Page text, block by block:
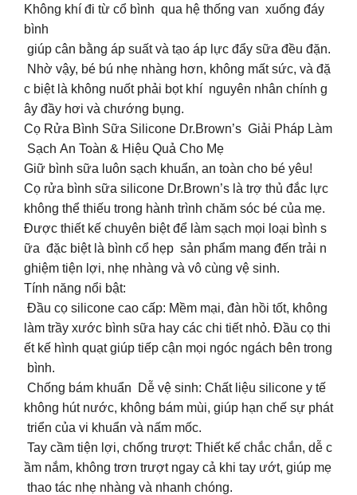
Không khí đi từ cổ bình qua hệ thống van xuống đáy
bình
️ giúp cân bằng áp suất và tạo áp lực đẩy sữa đều đặn.
Nhờ vậy, bé bú nhẹ nhàng hơn, không mất sức, và đặ
c biệt là không nuốt phải bọt khí nguyên nhân chính g
ây đầy hơi và chướng bụng.
Cọ Rửa Bình Sữa Silicone Dr.Brown’s Giải Pháp Làm
Sạch An Toàn & Hiệu Quả Cho Mẹ
Giữ bình sữa luôn sạch khuẩn, an toàn cho bé yêu!
Cọ rửa bình sữa silicone Dr.Brown’s là trợ thủ đắc lực
không thể thiếu trong hành trình chăm sóc bé của mẹ.
Được thiết kế chuyên biệt để làm sạch mọi loại bình s
ữa đặc biệt là bình cổ hẹp sản phẩm mang đến trải n
ghiệm tiện lợi, nhẹ nhàng và vô cùng vệ sinh.
Tính năng nổi bật:
Đầu cọ silicone cao cấp: Mềm mại, đàn hồi tốt, không
làm trầy xước bình sữa hay các chi tiết nhỏ. Đầu cọ thi
ết kế hình quạt giúp tiếp cận mọi ngóc ngách bên trong
bình.
Chống bám khuẩn Dễ vệ sinh: Chất liệu silicone y tế
không hút nước, không bám mùi, giúp hạn chế sự phát
triển của vi khuẩn và nấm mốc.
Tay cầm tiện lợi, chống trượt: Thiết kế chắc chắn, dễ c
ầm nắm, không trơn trượt ngay cả khi tay ướt, giúp mẹ
thao tác nhẹ nhàng và nhanh chóng.